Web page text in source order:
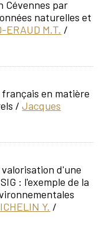
Cévennes par
naturelles et
ERAUD M.T. /
en matière
/Jacques
d'une
: l'exemple de la
Y. /